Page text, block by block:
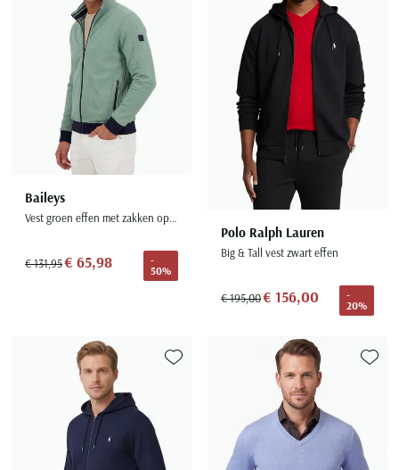
Baileys
Vest groen effen met zakken openstaande kraag
€ 131,95€ 65,98
-
50%
Polo Ralph Lauren
Big & Tall vest zwart effen
€ 195,00€ 156,00
-
20%
Toevoegen aan favorieten